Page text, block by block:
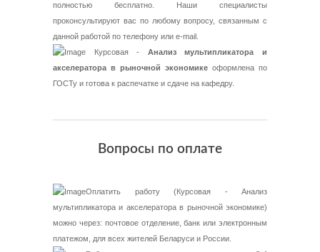
полностью бесплатно. Наши специалисты
проконсультируют вас по любому вопросу, связанным с
данной работой по телефону или e-mail.
Курсовая - Анализ мультипликатора и
акселератора в рыночной экономике оформлена по
ГОСТу и готова к распечатке и сдаче на кафедру.
Вопросы по оплате
Оплатить работу (Курсовая - Анализ
мультипликатора и акселератора в рыночной экономике)
можно через: почтовое отделение, банк или электронным
платежом, для всех жителей Беларуси и России.